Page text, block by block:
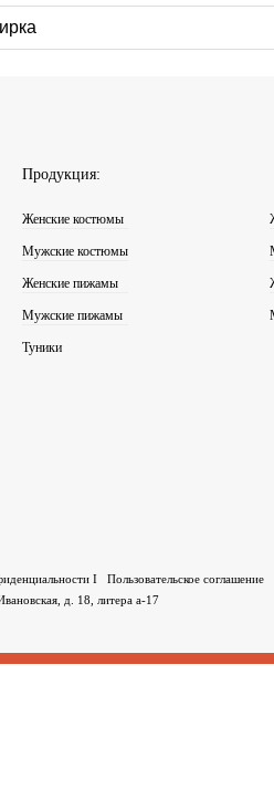
Продукция:
Женские костюмы
Мужские костюмы
Женские пижамы
Мужские пижамы
Туники
I
Пользовательское соглашение
д. 18, литера а-17